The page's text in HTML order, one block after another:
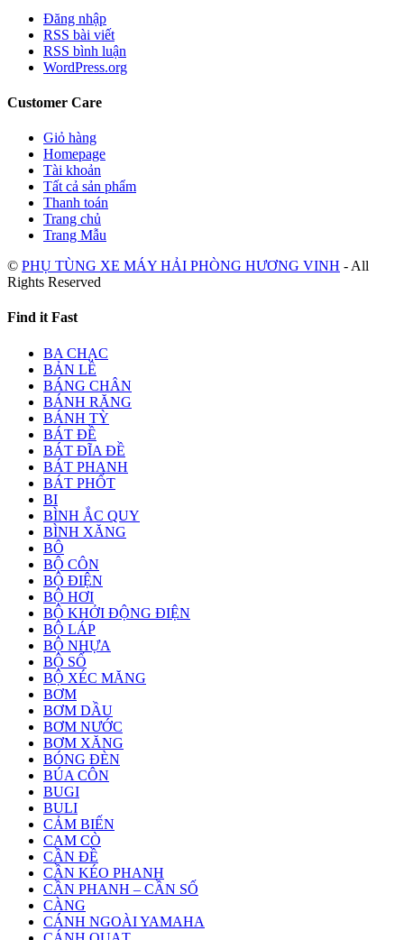
Đăng nhập
RSS bài viết
RSS bình luận
WordPress.org
Customer Care
Giỏ hàng
Homepage
Tài khoản
Tất cả sản phẩm
Thanh toán
Trang chủ
Trang Mẫu
© PHỤ TÙNG XE MÁY HẢI PHÒNG HƯƠNG VINH - All
Rights Reserved
Find it Fast
BA CHẠC
BẢN LỀ
BÁNG CHÂN
BÁNH RĂNG
BÁNH TỲ
BÁT ĐỀ
BÁT ĐĨA ĐỀ
BÁT PHANH
BÁT PHỐT
BI
BÌNH ẮC QUY
BÌNH XĂNG
BÔ
BỘ CÔN
BỘ ĐIỆN
BỘ HƠI
BỘ KHỞI ĐỘNG ĐIỆN
BỘ LÁP
BỘ NHỰA
BỘ SỐ
BỘ XÉC MĂNG
BƠM
BƠM DẦU
BƠM NƯỚC
BƠM XĂNG
BÓNG ĐÈN
BÚA CÔN
BUGI
BULI
CẢM BIẾN
CAM CÒ
CẦN ĐỀ
CẦN KÉO PHANH
CẦN PHANH – CẦN SỐ
CÀNG
CÁNH NGOÀI YAMAHA